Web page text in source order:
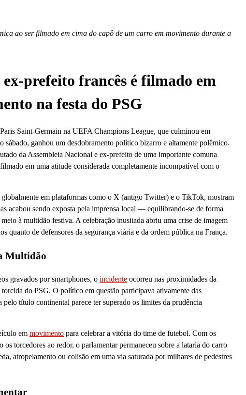
ao ser filmado em cima do capô de um carro em movimento durante a
prefeito francês é filmado em
na festa do PSG
Saint-Germain na UEFA Champions League, que culminou em
ganhou um desdobramento político bizarro e altamente polêmico.
da Assembleia Nacional e ex-prefeito de uma importante comuna
em uma atitude considerada completamente incompatível com o
em plataformas como o X (antigo Twitter) e o TikTok, mostram
acabou sendo exposta pela imprensa local — equilibrando-se de forma
à multidão festiva. A celebração inusitada abriu uma crise de imagem
quanto de defensores da segurança viária e da ordem pública na França.
Multidão
gravados por smartphones, o incidente ocorreu nas proximidades da
do PSG. O político em questão participava ativamente das
título continental parece ter superado os limites da prudência
em movimento para celebrar a vitória do time de futebol. Com os
torcedores ao redor, o parlamentar permaneceu sobre a lataria do carro
atropelamento ou colisão em uma via saturada por milhares de pedestres